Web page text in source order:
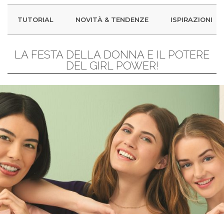
TUTORIAL NOVITÀ & TENDENZE ISPIRAZIONI
LA FESTA DELLA DONNA E IL POTERE
DEL GIRL POWER!